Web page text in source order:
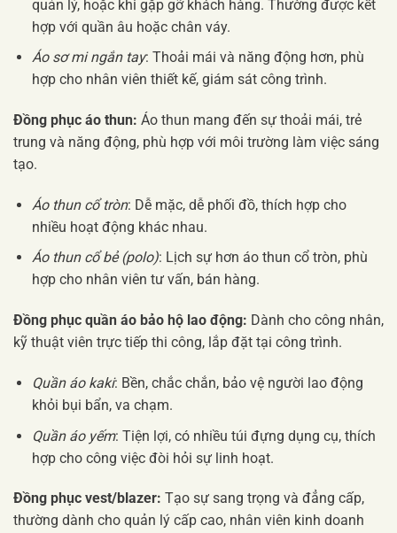
quản lý, hoặc khi gặp gỡ khách hàng. Thường được kết
hợp với quần âu hoặc chân váy.
Áo sơ mi ngắn tay: Thoải mái và năng động hơn, phù
hợp cho nhân viên thiết kế, giám sát công trình.
Đồng phục áo thun: Áo thun mang đến sự thoải mái, trẻ
trung và năng động, phù hợp với môi trường làm việc sáng
tạo.
Áo thun cổ tròn: Dễ mặc, dễ phối đồ, thích hợp cho
nhiều hoạt động khác nhau.
Áo thun cổ bẻ (polo): Lịch sự hơn áo thun cổ tròn, phù
hợp cho nhân viên tư vấn, bán hàng.
Đồng phục quần áo bảo hộ lao động: Dành cho công nhân,
kỹ thuật viên trực tiếp thi công, lắp đặt tại công trình.
Quần áo kaki: Bền, chắc chắn, bảo vệ người lao động
khỏi bụi bẩn, va chạm.
Quần áo yếm: Tiện lợi, có nhiều túi đựng dụng cụ, thích
hợp cho công việc đòi hỏi sự linh hoạt.
Đồng phục vest/blazer: Tạo sự sang trọng và đẳng cấp,
thường dành cho quản lý cấp cao, nhân viên kinh doanh